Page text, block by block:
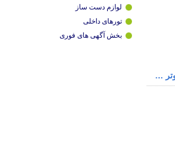
لوازم دست ساز
تورهای داخلی
بخش آگهی های فوری
لوازم جانبی کامپیوتر و لپ تاپ